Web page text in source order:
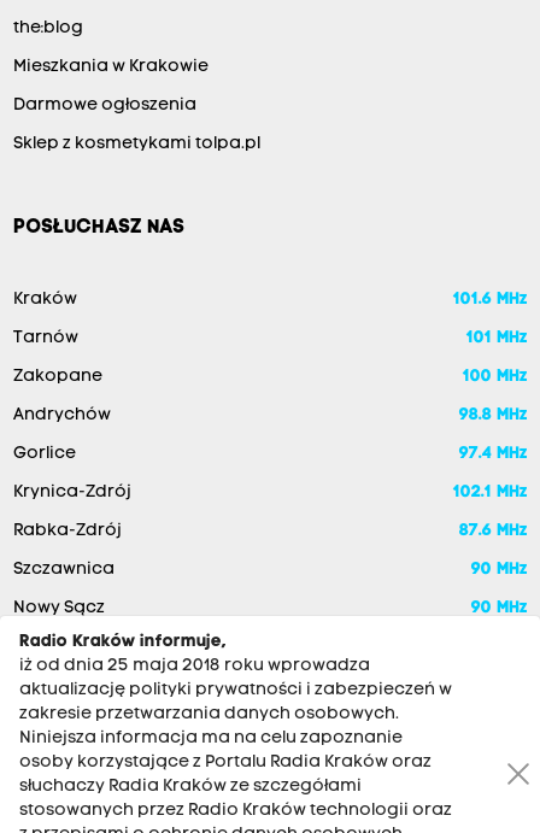
the:blog
Mieszkania w Krakowie
Darmowe ogłoszenia
Sklep z kosmetykami tolpa.pl
POSŁUCHASZ NAS
Kraków 101.6 MHz
Tarnów 101 MHz
Zakopane 100 MHz
Andrychów 98.8 MHz
Gorlice 97.4 MHz
Krynica-Zdrój 102.1 MHz
Rabka-Zdrój 87.6 MHz
Szczawnica 90 MHz
Nowy Sącz 90 MHz
Radio Kraków informuje,
iż od dnia 25 maja 2018 roku wprowadza
aktualizację polityki prywatności i zabezpieczeń w
zakresie przetwarzania danych osobowych.
Niniejsza informacja ma na celu zapoznanie
osoby korzystające z Portalu Radia Kraków oraz
słuchaczy Radia Kraków ze szczegółami
stosowanych przez Radio Kraków technologii oraz